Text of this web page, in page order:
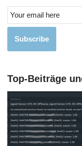
Subscribe
Top-Beiträge